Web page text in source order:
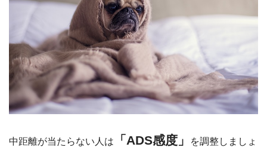
中距離が当たらない人は 「ADS感度」
を調整しましょ